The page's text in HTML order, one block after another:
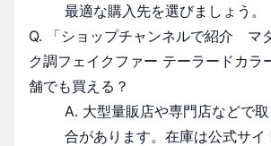
最適な購入先を選びましょう。
Q. 「ショップチャンネルで紹介 マ
ク調フェイクファー テーラードカラ
舗でも買える？
A. 大型量販店や専門店などで
合があります。在庫は公式サイ